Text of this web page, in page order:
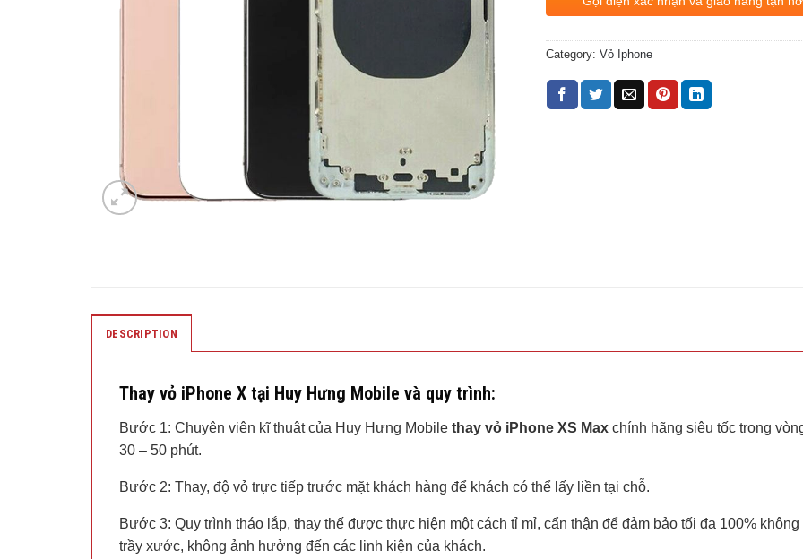
Category: Vỏ Iphone
DESCRIPTION
Thay vỏ iPhone X tại Huy Hưng Mobile và quy trình:
Bước 1: Chuyên viên kĩ thuật của Huy Hưng Mobile thay vỏ iPhone XS Max chính hãng siêu tốc trong
30 – 50 phút.
Bước 2: Thay, độ vỏ trực tiếp trước mặt khách hàng để khách có thể lấy liền tại chỗ.
Bước 3: Quy trình tháo lắp, thay thế được thực hiện một cách tỉ mỉ, cẩn thận để đảm bảo tối đa 100% không
trầy xước, không ảnh hưởng đến các linh kiện của khách.